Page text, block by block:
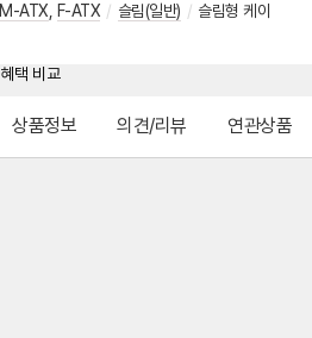
M-ATX F-ATX / 슬림(일반) / 슬림형 케이
상품정보 의견/리뷰 연관상품